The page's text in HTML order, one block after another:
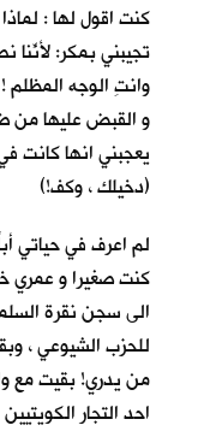
كنت اقول لها :
تجيبني بمكر: لأنّنا
وانتِ الوجه
و القبض عليها من
يعجبني انها كانت
(دخيلك ، وكف!)
لم اعرف في حياتي
كنت صغيرا و عمري
الى سجن نقرة
للحزب الشيوعي ،
من يدري! بقيت مع
احد التجار